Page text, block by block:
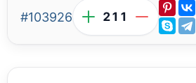
#103926 211